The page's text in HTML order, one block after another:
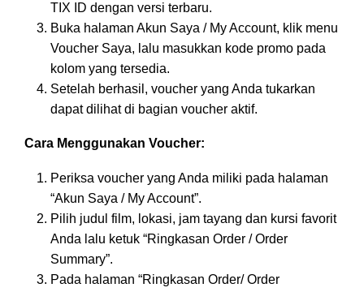
TIX ID dengan versi terbaru.
Buka halaman Akun Saya / My Account, klik menu
Voucher Saya, lalu masukkan kode promo pada
kolom yang tersedia.
Setelah berhasil, voucher yang Anda tukarkan
dapat dilihat di bagian voucher aktif.
Cara Menggunakan Voucher:
Periksa voucher yang Anda miliki pada halaman
“Akun Saya / My Account”.
Pilih judul film, lokasi, jam tayang dan kursi favorit
Anda lalu ketuk “Ringkasan Order / Order
Summary”.
Pada halaman “Ringkasan Order/ Order